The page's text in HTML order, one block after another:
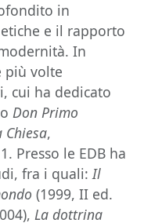
in
e il rapporto
In
più volte
cui ha dedicato
Don Primo
,
Presso le EDB ha
fra i quali:Il
(1999, II ed.
La dottrina